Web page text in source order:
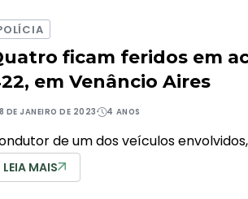
ficam feridos em
em Venâncio Aires
8 DE JANEIRO DE 2023 4 ANOS
de um dos veículos
LEIA MAIS